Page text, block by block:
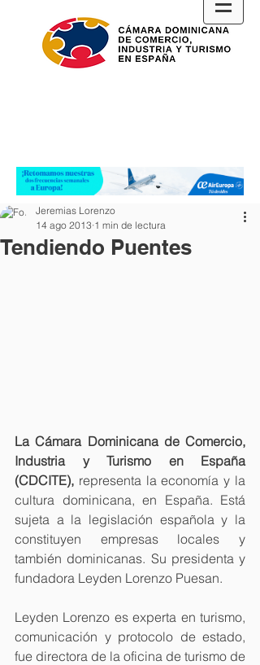
Tendiendo Puentes
Jeremias Lorenzo
14 ago 2013 1 min de lectura
La Cámara Dominicana de Comercio,
Industria y Turismo en España
(CDCITE), representa la economía y la
cultura dominicana, en España. Está
sujeta a la legislación española y la
constituyen empresas locales y
también dominicanas. Su presidenta y
fundadora Leyden Lorenzo Puesan.
Leyden Lorenzo es experta en turismo,
comunicación y protocolo de estado,
fue directora de la oficina de turismo de